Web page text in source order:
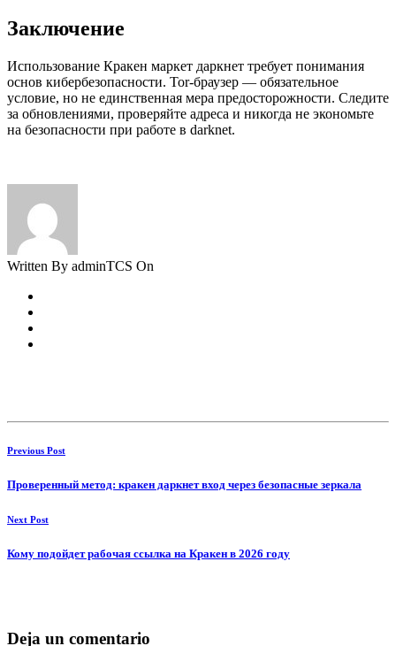
Заключение
Использование Кракен маркет даркнет требует понимания
основ кибербезопасности. Tor-браузер — обязательное
условие, но не единственная мера предосторожности. Следите
за обновлениями, проверяйте адреса и никогда не экономьте
на безопасности при работе в darknet.
Written By adminTCS On
Previous Post
Проверенный метод: кракен даркнет вход через безопасные зеркала
Next Post
Кому подойдет рабочая ссылка на Кракен в 2026 году
Deja un comentario